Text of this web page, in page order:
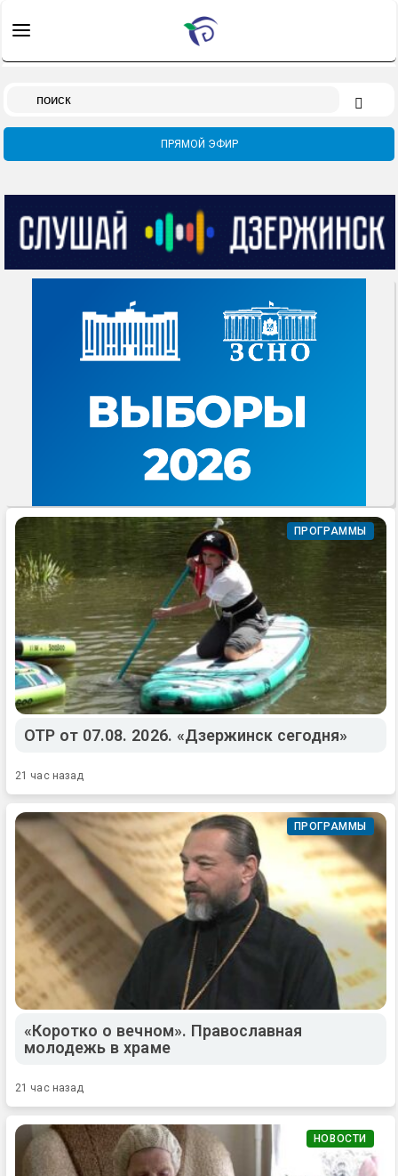
ПРЯМОЙ ЭФИР
ПРОГРАММЫ
ОТР от 07.08. 2026. «Дзержинск сегодня»
21 час назад
ПРОГРАММЫ
«Коротко о вечном». Православная
молодежь в храме
21 час назад
НОВОСТИ